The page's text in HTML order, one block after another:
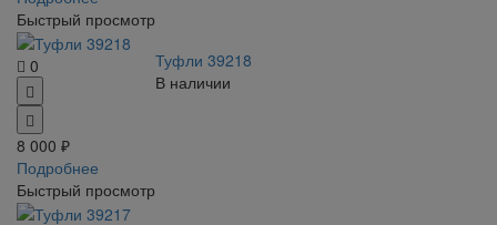
Быстрый просмотр
0
Туфли 39218
В наличии
8 000 ₽
Подробнее
Быстрый просмотр